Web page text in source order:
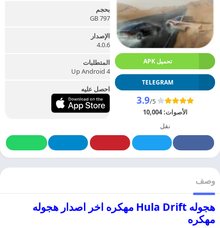
تحميل APK
TELEGRAM
3.9/5
الأصوات:10,004
نقل
بحجم
797 GB
الإصدار
4.0.6
المتطلبات
Up Android 4
احصل عليه
وصف
هجوله Hula Drift مهكره اخر اصدار هجوله
مهكره